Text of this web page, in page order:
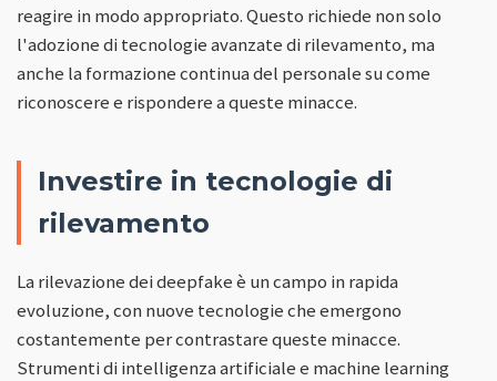
reagire in modo appropriato. Questo richiede non solo
l'adozione di tecnologie avanzate di rilevamento, ma
anche la formazione continua del personale su come
riconoscere e rispondere a queste minacce.
Investire in tecnologie di
rilevamento
La rilevazione dei deepfake è un campo in rapida
evoluzione, con nuove tecnologie che emergono
costantemente per contrastare queste minacce.
Strumenti di intelligenza artificiale e machine learning